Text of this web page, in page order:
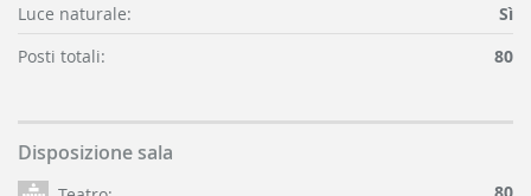
Luce naturale:
Sì
Posti totali:
80
Disposizione sala